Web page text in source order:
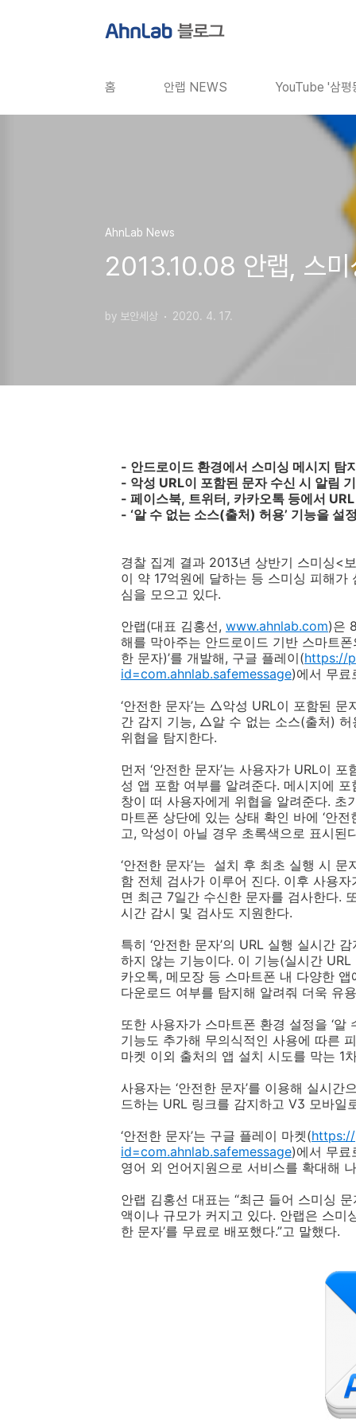
홈 안랩 NEWS YouTube '삼평
AhnLab News
2013.10.08 안랩, 스미
by 보안세상 2020. 4. 17.
- 안드로이드 환경에서 스미싱 메시지 탐
- 악성 URL이 포함된 문자 수신 시 알림
- 페이스북, 트위터, 카카오톡 등에서 URL
- ‘알 수 없는 소스(출처) 허용’ 기능을 설
경찰 집계 결과 2013년 상반기 스미싱<
이 약 17억원에 달하는 등 스미싱 피해가
심을 모으고 있다.
안랩(대표 김홍선, www.ahnlab.com)은
해를 막아주는 안드로이드 기반 스마트
한 문자)’를 개발해, 구글 플레이(https://
id=com.ahnlab.safemessage)에서 무료
‘안전한 문자’는 △악성 URL이 포함된 문
간 감지 기능, △알 수 없는 소스(출처) 허
위협을 탐지한다.
먼저 ‘안전한 문자’는 사용자가 URL이 포
성 앱 포함 여부를 알려준다. 메시지에 포
창이 떠 사용자에게 위협을 알려준다. 초
마트폰 상단에 있는 상태 확인 바에 ‘안전
고, 악성이 아닐 경우 초록색으로 표시된
‘안전한 문자’는 설치 후 최초 실행 시 문
함 전체 검사가 이루어 진다. 이후 사용자
면 최근 7일간 수신한 문자를 검사한다.
시간 감시 및 검사도 지원한다.
특히 ‘안전한 문자’의 URL 실행 실시간
하지 않는 기능이다. 이 기능(실시간 URL
카오톡, 메모장 등 스마트폰 내 다양한 앱
다운로드 여부를 탐지해 알려줘 더욱 유
또한 사용자가 스마트폰 환경 설정을 ‘알
기능도 추가해 무의식적인 사용에 따른
마켓 이외 출처의 앱 설치 시도를 막는 1
사용자는 ‘안전한 문자’를 이용해 실시간
드하는 URL 링크를 감지하고 V3 모바일
‘안전한 문자’는 구글 플레이 마켓(
id=com.ahnlab.safemessage)에서 무료
영어 외 언어지원으로 서비스를 확대해
안랩 김홍선 대표는 “최근 들어 스미싱
액이나 규모가 커지고 있다. 안랩은 스미
한 문자’를 무료로 배포했다.”고 말했다.